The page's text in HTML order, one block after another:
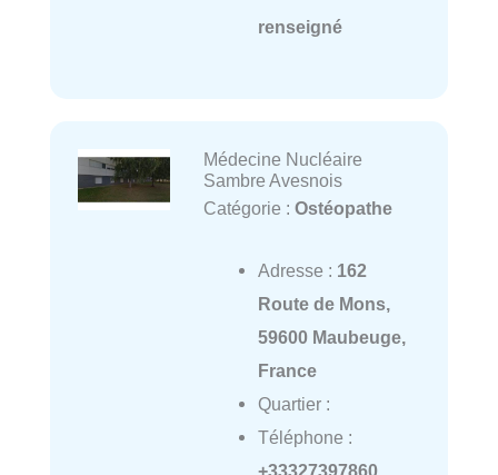
renseigné
Médecine Nucléaire
Sambre Avesnois
Catégorie : Ostéopathe
Adresse : 162
Route de Mons,
59600 Maubeuge,
France
Quartier :
Téléphone :
+33327397860